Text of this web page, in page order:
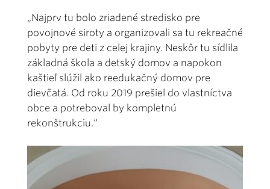
„Najprv tu bolo zriadené stredisko pre
povojnové siroty a organizovali sa tu rekreačné
pobyty pre deti z celej krajiny. Neskôr tu sídlila
základná škola a detský domov a napokon
kaštieľ slúžil ako reedukačný domov pre
dievčatá. Od roku 2019 prešiel do vlastníctva
obce a potreboval by kompletnú
rekonštrukciu.“